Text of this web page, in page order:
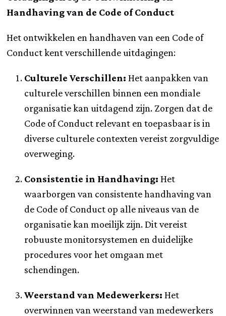
Handhaving van de Code of Conduct
Het ontwikkelen en handhaven van een Code of
Conduct kent verschillende uitdagingen:
Culturele Verschillen: Het aanpakken van
culturele verschillen binnen een mondiale
organisatie kan uitdagend zijn. Zorgen dat de
Code of Conduct relevant en toepasbaar is in
diverse culturele contexten vereist zorgvuldige
overweging.
Consistentie in Handhaving: Het
waarborgen van consistente handhaving van
de Code of Conduct op alle niveaus van de
organisatie kan moeilijk zijn. Dit vereist
robuuste monitorsystemen en duidelijke
procedures voor het omgaan met
schendingen.
Weerstand van Medewerkers: Het
overwinnen van weerstand van medewerkers